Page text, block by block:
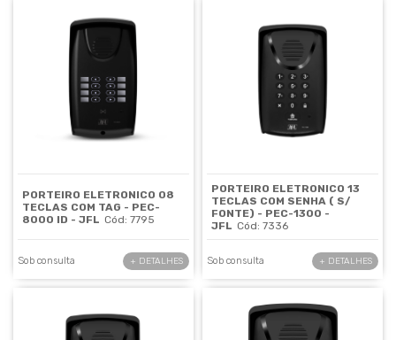
PORTEIRO ELETRONICO 08
TECLAS COM TAG - PEC-
8000 ID - JFL Cód: 7795
Sob consulta + DETALHES
PORTEIRO ELETRONICO 13
TECLAS COM SENHA ( S/
FONTE) - PEC-1300 -
JFL Cód: 7336
Sob consulta + DETALHES